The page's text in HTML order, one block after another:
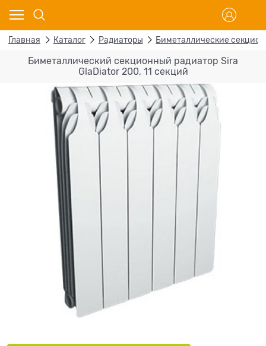
Главная Каталог Радиаторы Биметаллические
Биметаллический секционный радиатор Sira
GlaDiator 200, 11 секций